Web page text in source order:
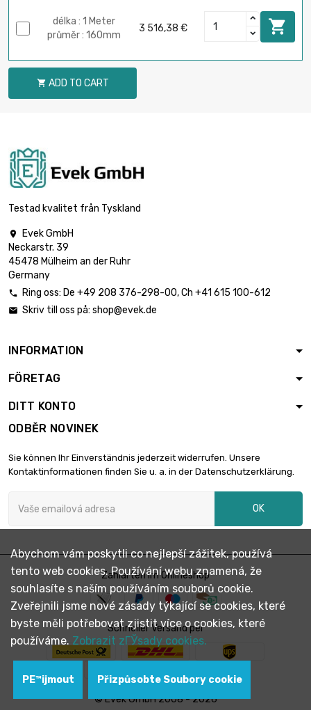
délka : 1 Meter
průměr : 160mm
3 516,38 € 
 ADD TO CART
Testad kvalitet från Tyskland

Evek GmbH
Neckarstr. 39
45478 Mülheim an der Ruhr
Germany
 Ring oss: De +49 208 376-298-00, Ch +41 615 100-612
 Skriv till oss på: shop@evek.de
INFORMATION
FÖRETAG
DITT KONTO
ODBĚR NOVINEK
Sie können Ihr Einverständnis jederzeit widerrufen. Unsere
Kontaktinformationen finden Sie u. a. in der Datenschutzerklärung.
OK
Zahlarten im Onlineshop
Schneller Versand per
© Evek GmbH 2008 - 2026
Abychom vám poskytli co nejlepší zážitek, používá
tento web cookies. Používání webu znamená, že
souhlasíte s naším používáním souborů cookie.
Zveřejnili jsme nové zásady týkající se cookies, které
byste měli potřebovat zjistit více o cookies, které
používáme. Zobrazit zГЎsady cookies.
PЕ™ijmout Přizpůsobte Soubory cookie